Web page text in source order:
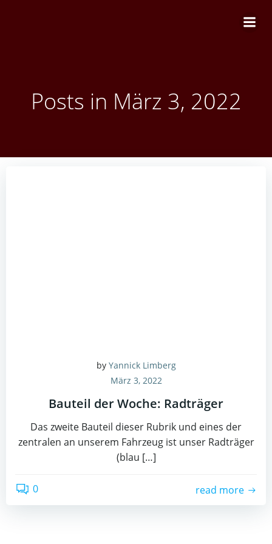
Posts in März 3, 2022
by Yannick Limberg
März 3, 2022
Bauteil der Woche: Radträger
Das zweite Bauteil dieser Rubrik und eines der
zentralen an unserem Fahrzeug ist unser Radträger
(blau […]
0 read more